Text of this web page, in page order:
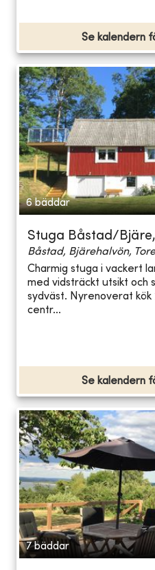
Se kalendern
6 bäddar
Stuga Båstad/
Båstad, Bjärehalvön,
Charmig stuga i vackert
med vidsträckt utsikt och
sydväst. Nyrenoverat kök
centr...
Se kalendern
7 bäddar